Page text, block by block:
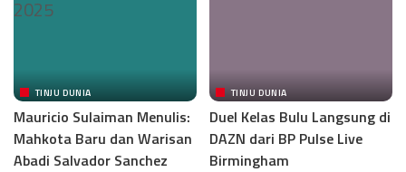
TINJU DUNIA
Mauricio Sulaiman Menulis:
Mahkota Baru dan Warisan
Abadi Salvador Sanchez
TINJU DUNIA
Duel Kelas Bulu Langsung di
DAZN dari BP Pulse Live
Birmingham